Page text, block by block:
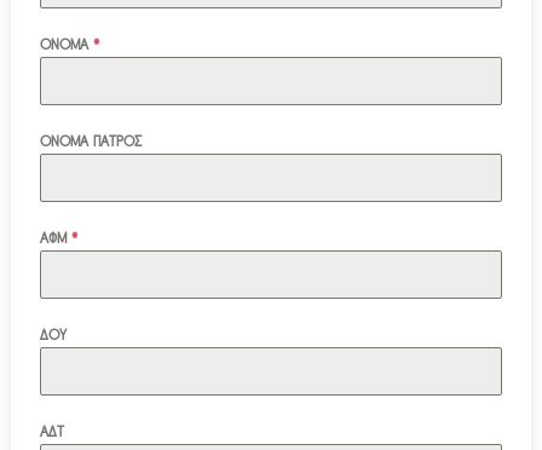
ΟΝΟΜΑ *
ΟΝΟΜΑ ΠΑΤΡΟΣ
ΑΦΜ *
ΔΟΥ
ΑΔΤ